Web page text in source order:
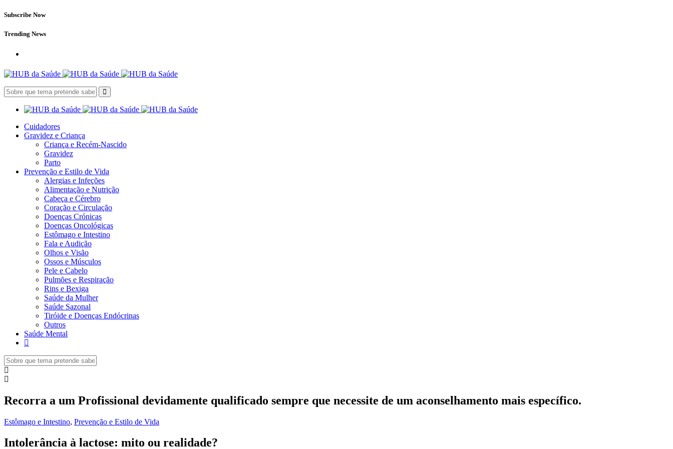
Subscribe Now
Trending News
Cuidadores
Gravidez e Criança
Criança e Recém-Nascido
Gravidez
Parto
Prevenção e Estilo de Vida
Alergias e Infeções
Alimentação e Nutrição
Cabeça e Cérebro
Coração e Circulação
Doenças Crónicas
Doenças Oncológicas
Estômago e Intestino
Fala e Audição
Olhos e Visão
Ossos e Músculos
Pele e Cabelo
Pulmões e Respiração
Rins e Bexiga
Saúde da Mulher
Saúde Sazonal
Tiróide e Doenças Endócrinas
Outros
Saúde Mental
Recorra a um Profissional devidamente qualificado sempre que necessite de um aconselhamento mais específico.
Estômago e Intestino, Prevenção e Estilo de Vida
Intolerância à lactose: mito ou realidade?